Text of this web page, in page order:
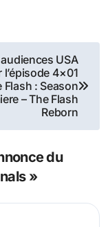
USA
l’épisode 4×01
Flash : Season
– The Flash
Reborn
du
»